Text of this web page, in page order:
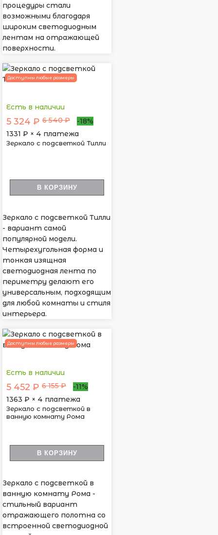
процедуры стали
возможными благодаря
широким светодиодным
лентам на отражающей
поверхности.
Доступны любые размеры
Есть в наличии
5 324 ₽ 6 540 ₽
-18%
1331 ₽ × 4 платежа
Зеркало с подсветкой Тилли
В КОРЗИНУ
Зеркало с подсветкой Тилли
- вариант самой
популярной модели.
Четырехугольная форма и
тонкая изящная
светодиодная лента по
периметру делают его
универсальным, подходящим
для любой комнаты и стиля
интерьера.
Доступны любые размеры
Есть в наличии
5 452 ₽ 6 155 ₽
-11%
1363 ₽ × 4 платежа
Зеркало с подсветкой в
ванную комнату Рома
В КОРЗИНУ
Зеркало с подсветкой в
ванную комнату Рома -
стильный вариант
отражающего полотна со
встроенной светодиодной